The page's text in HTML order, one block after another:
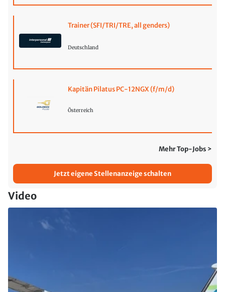
Trainer (SFI/TRI/TRE, all genders)
Deutschland
Kapitän Pilatus PC-12NGX (f/m/d)
Österreich
Mehr Top-Jobs >
Jetzt eigene Stellenanzeige schalten
Video